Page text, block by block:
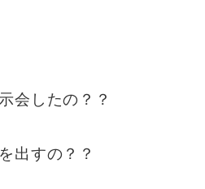
会したの？？
出すの？？